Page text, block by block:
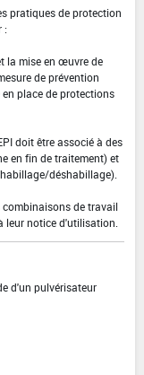
pratiques de protection
:
la mise en œuvre de
de prévention
place de protections
doit être associé à des
en fin de traitement) et
déshabillage).
de travail
leur notice d'utilisation.
d'un pulvérisateur